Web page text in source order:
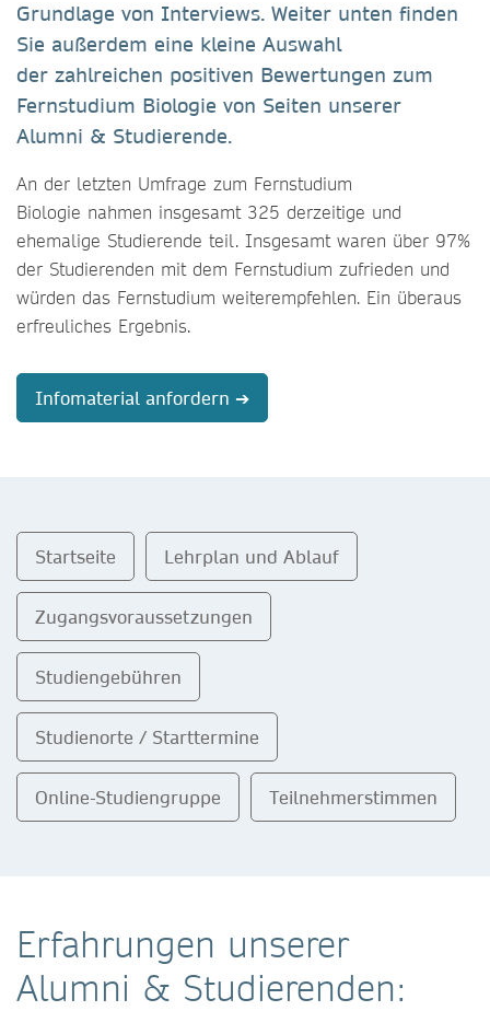
Grundlage von Interviews. Weiter unten finden
Sie außerdem eine kleine Auswahl
der zahlreichen positiven Bewertungen zum
Fernstudium Biologie von Seiten unserer
Alumni & Studierende.
An der letzten Umfrage zum Fernstudium
Biologie nahmen insgesamt 325 derzeitige und
ehemalige Studierende teil. Insgesamt waren über 97%
der Studierenden mit dem Fernstudium zufrieden und
würden das Fernstudium weiterempfehlen. Ein überaus
erfreuliches Ergebnis.
Infomaterial anfordern ➔
Startseite Lehrplan und Ablauf
Zugangsvoraussetzungen
Studiengebühren
Studienorte / Starttermine
Online-Studiengruppe Teilnehmerstimmen
Erfahrungen unserer
Alumni & Studierenden: